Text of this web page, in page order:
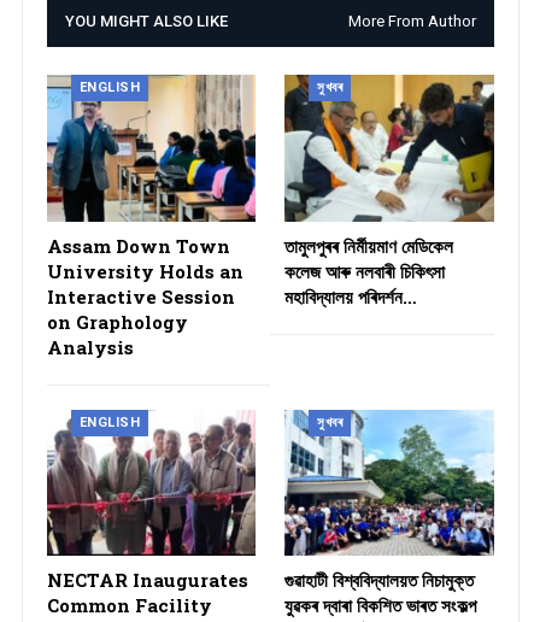
YOU MIGHT ALSO LIKE More From Author
ENGLISH
Assam Down Town
University Holds an
Interactive Session
on Graphology
Analysis
সুখবৰ
তামুলপুৰৰ নিৰ্মীয়মাণ মেডিকেল
কলেজ আৰু নলবাৰী চিকিৎসা
মহাবিদ্যালয় পৰিদৰ্শন…
ENGLISH
NECTAR Inaugurates
Common Facility
সুখবৰ
গুৱাহাটী বিশ্ববিদ্যালয়ত নিচামুক্ত
যুৱকৰ দ্বাৰা বিকশিত ভাৰত সংকল্প